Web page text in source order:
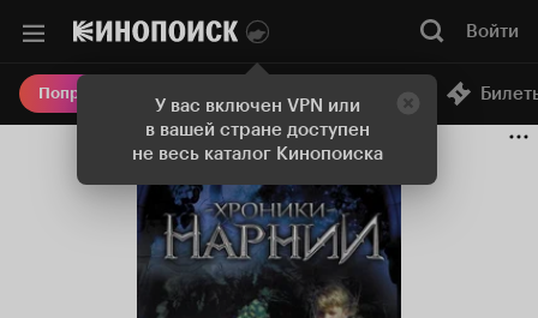
У вас включен VPN или
в вашей стране доступен
не весь каталог Кинопоиска
Войти
Попробовать Плюс Онлайн-кинотеатр